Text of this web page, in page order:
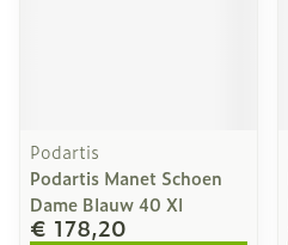
Podartis
Podartis Manet Schoen
Dame Blauw 40 Xl
€ 178,20